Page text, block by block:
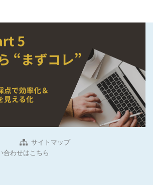
サイトマップ
合わせはこちら